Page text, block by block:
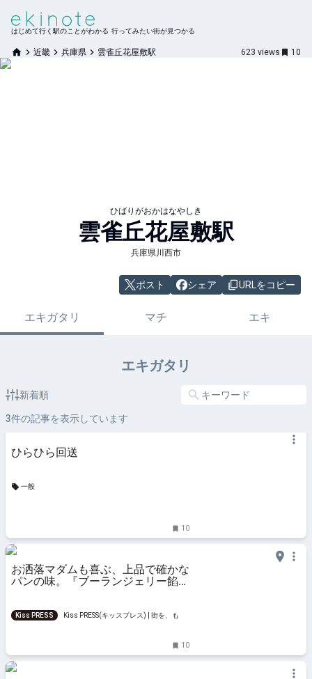
はじめて行く駅のことがわかる 行ってみたい街が見つかる
近畿 兵庫県 雲雀丘花屋敷駅 623 views 10
ひばりがおかはなやしき
雲雀丘花屋敷駅
兵庫県川西市
ポスト シェア URLをコピー
エキガタリ マチ エキ
エキガタリ
新着順
3件の記事を表示しています
ひらひら回送
一般
10
お洒落マダムも喜ぶ、上品で確かな
パンの味。『ブーランジェリー餡』
Kiss PRESS
Kiss PRESS(キッスプレス) | 街を、もっ
10